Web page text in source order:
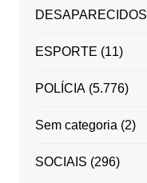
DESAPARECIDOS
ESPORTE (11)
POLÍCIA(5.776)
Sem categoria(2)
SOCIAIS (296)